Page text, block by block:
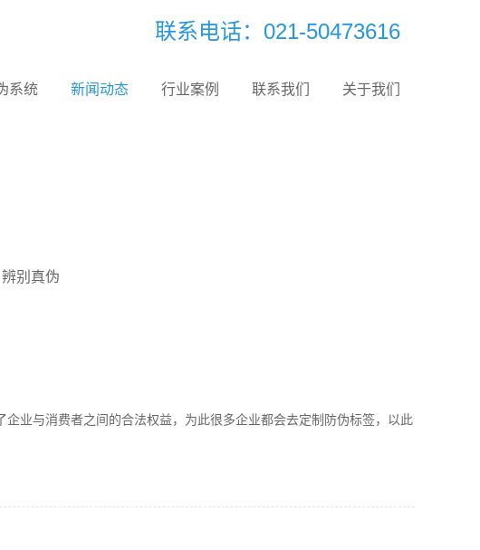
联系电话：021-50473616
系统 新闻动态 行业案例 联系我们 关于我们
辨别真伪
与消费者之间的合法权益，为此很多企业都会去定制防伪标签，以此